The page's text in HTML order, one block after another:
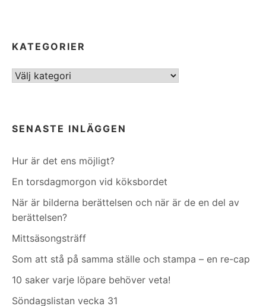
KATEGORIER
Kategorier
SENASTE INLÄGGEN
Hur är det ens möjligt?
En torsdagmorgon vid köksbordet
När är bilderna berättelsen och när är de en del av
berättelsen?
Mittsäsongsträff
Som att stå på samma ställe och stampa – en re-cap
10 saker varje löpare behöver veta!
Söndagslistan vecka 31